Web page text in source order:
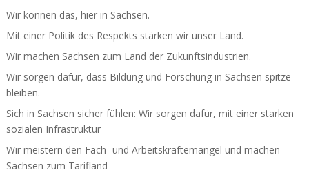
Wir können das, hier in Sachsen.
Mit einer Politik des Respekts stärken wir unser Land.
Wir machen Sachsen zum Land der Zukunfts­in­dus­trien.
Wir sorgen dafür, dass Bildung und Forschung in Sachsen spitze
bleiben.
Sich in Sachsen sicher fühlen: Wir sorgen dafür, mit einer starken
sozialen Infra­struktur
Wir meistern den Fach- und Arbeits­kräf­te­mangel und machen
Sachsen zum Tarifland